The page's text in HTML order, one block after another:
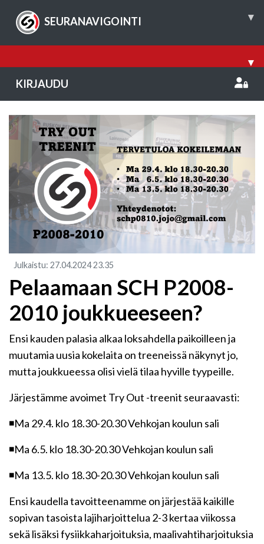
SEURANAVIGOINTI ▾
▾
KIRJAUDU
Julkaistu: 27.04.202423.35
​Pelaamaan SCH P2008-
2010 joukkueeseen?
Ensi kauden palasia alkaa loksahdella paikoilleen ja
muutamia uusia kokelaita on treeneissä näkynyt jo,
mutta joukkueessa olisi vielä tilaa hyville tyypeille.
Järjestämme avoimet Try Out -treenit seuraavasti:
◾Ma 29.4. klo 18.30-20.30 Vehkojan koulun sali
◾Ma 6.5. klo 18.30-20.30 Vehkojan koulun sali
◾Ma 13.5. klo 18.30-20.30 Vehkojan koulun sali
Ensi kaudella tavoitteenamme on järjestää kaikille
sopivan tasoista lajiharjoittelua 2-3 kertaa viikossa
sekä lisäksi fysiikkaharjoituksia, maalivahtiharjoituksia